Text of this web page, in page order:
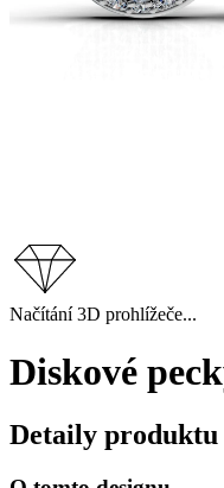
Načítání 3D prohlížeče...
Diskové
Detaily produktu